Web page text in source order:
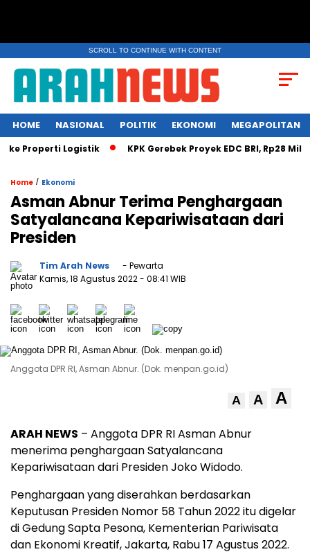
SCROLL TO CONTINUE WITH CONTENT
HOME NASIONAL POLITIK EKONOMI MEGAPOLITAN
Properti Logistik KPK Gerebek Proyek EDC BRI, Rp28
Home / Ekonomi
Asman Abnur Terima Penghargaan
Satyalancana Kepariwisataan dari
Presiden
Tim Arah News
- Pewarta
Kamis, 18 Agustus 2022- 08:41 WIB
Anggota DPR RI, Asman Abnur. (Dok. menpan.go.id)
A A A
ARAH NEWS – Anggota DPR RI Asman Abnur
menerima penghargaan Satyalancana
Kepariwisataan dari Presiden Joko Widodo.
Penghargaan yang diserahkan berdasarkan
Keputusan Presiden Nomor 58 Tahun 2022 itu digelar
di Gedung Sapta Pesona, Kementerian Pariwisata
dan Ekonomi Kreatif, Jakarta, Rabu 17 Agustus 2022.